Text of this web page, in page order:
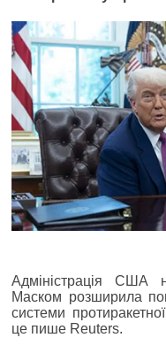
Адміністрація США
Маском розширила
системи
це пише Reuters.